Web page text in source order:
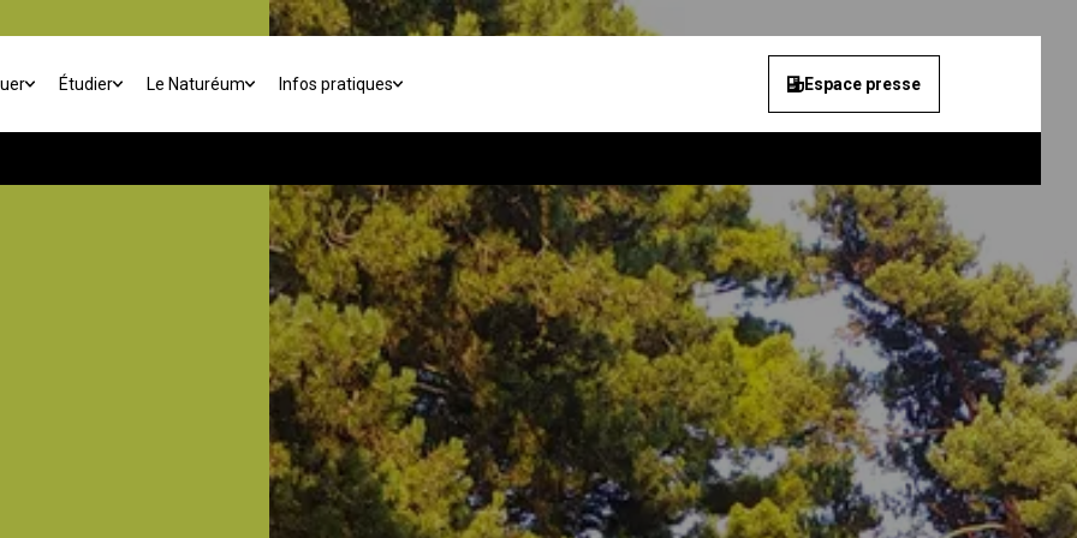
Étudier Le Naturéum Infos pratiques Espace presse